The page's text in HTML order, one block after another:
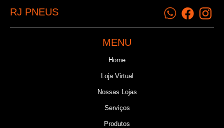
RJ PNEUS
MENU
Home
Loja Virtual
Nossas Lojas
Serviços
Produtos